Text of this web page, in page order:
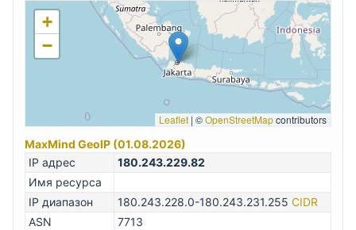
+
−
Leaflet | ©OpenStreetMapcontributors
MaxMind GeoIP (01.08.2026)
IP адрес
180.243.229.82
Имя ресурса
IP диапазон
180.243.228.0-180.243.231.255 CIDR
ASN
7713